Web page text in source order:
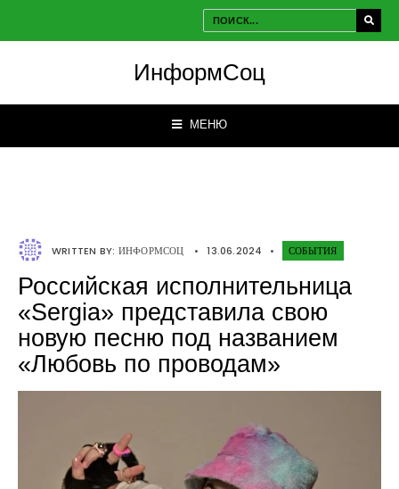
ИнформСоц
МЕНЮ
WRITTEN BY: ИНФОРМСОЦ • 13.06.2024 • СОБЫТИЯ
Российская исполнительница
«Sergia» представила свою
новую песню под названием
«Любовь по проводам»